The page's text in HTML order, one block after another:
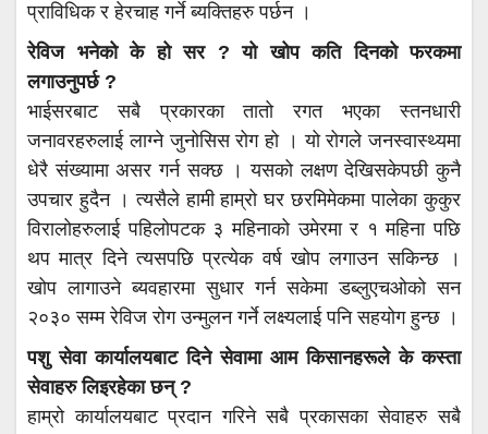
प्राविधिक र हेरचाह गर्ने ब्यक्तिहरु पर्छन ।
रेविज भनेको के हो सर ? यो खोप कति दिनको फरकमा
लगाउनुपर्छ ?
भाईसरबाट सबै प्रकारका तातो रगत भएका स्तनधारी
जनावरहरुलाई लाग्ने जुनोसिस रोग हो । यो रोगले जनस्वास्थ्यमा
धेरै संख्यामा असर गर्न सक्छ । यसको लक्षण देखिसकेपछी कुनै
उपचार हुदैन । त्यसैले हामी हाम्रो घर छरमिमेकमा पालेका कुकुर
विरालोहरुलाई पहिलोपटक ३ महिनाको उमेरमा र १ महिना पछि
थप मात्र दिने त्यसपछि प्रत्येक वर्ष खोप लगाउन सकिन्छ ।
खोप लागाउने ब्यवहारमा सुधार गर्न सकेमा डब्लुएचओको सन
२०३० सम्म रेविज रोग उन्मुलन गर्ने लक्ष्यलाई पनि सहयोग हुन्छ ।
पशु सेवा कार्यालयबाट दिने सेवामा आम किसानहरूले के कस्ता
सेवाहरु लिइरहेका छन् ?
हाम्रो कार्यालयबाट प्रदान गरिने सबै प्रकासका सेवाहरु सबै